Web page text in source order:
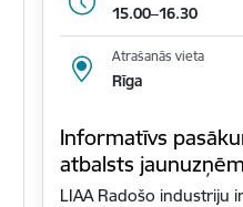
15.00–16.30
Atrašanās vieta
Rīga
Informatīvs
atbalsts
LIAA Radošo industriju